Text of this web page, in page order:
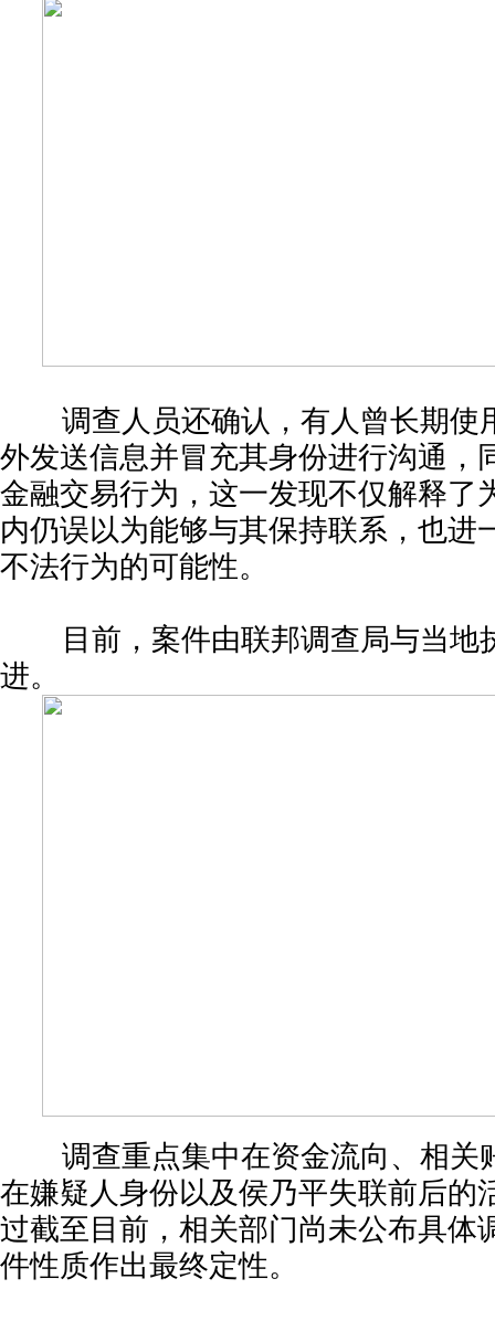
调查人员还确认，有人曾长期使
外发送信息并冒充其身份进行沟通，
金融交易行为，这一发现不仅解释了
内仍误以为能够与其保持联系，也进
不法行为的可能性。
目前，案件由联邦调查局与当地
进。
调查重点集中在资金流向、相关
在嫌疑人身份以及侯乃平失联前后的
过截至目前，相关部门尚未公布具体
件性质作出最终定性。